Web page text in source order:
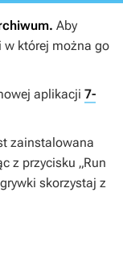
Aby
której można go
aplikacji 7-
zainstalowana
z przycisku „Run
skorzystaj z